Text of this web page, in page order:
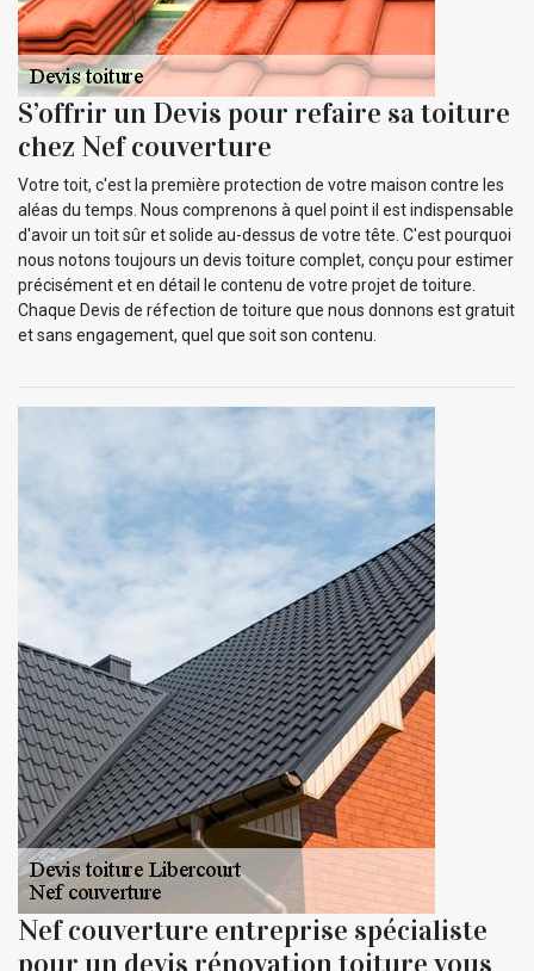
S’offrir un Devis pour refaire sa toiture
chez Nef couverture
Votre toit, c'est la première protection de votre maison contre les
aléas du temps. Nous comprenons à quel point il est indispensable
d'avoir un toit sûr et solide au-dessus de votre tête. C'est pourquoi
nous notons toujours un devis toiture complet, conçu pour estimer
précisément et en détail le contenu de votre projet de toiture.
Chaque Devis de réfection de toiture que nous donnons est gratuit
et sans engagement, quel que soit son contenu.
Nef couverture entreprise spécialiste
pour un devis rénovation toiture vous